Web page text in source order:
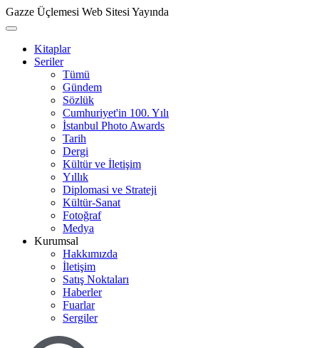
Gazze Üçlemesi Web Sitesi Yayında
Kitaplar
Seriler
Tümü
Gündem
Sözlük
Cumhuriyet'in 100. Yılı
İstanbul Photo Awards
Tarih
Dergi
Kültür ve İletişim
Yıllık
Diplomasi ve Strateji
Kültür-Sanat
Fotoğraf
Medya
Kurumsal
Hakkımızda
İletişim
Satış Noktaları
Haberler
Fuarlar
Sergiler